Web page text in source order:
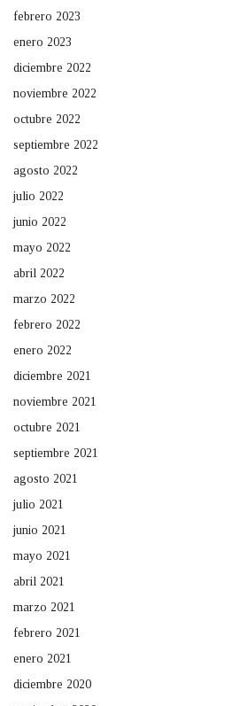
febrero 2023
enero 2023
diciembre 2022
noviembre 2022
octubre 2022
septiembre 2022
agosto 2022
julio 2022
junio 2022
mayo 2022
abril 2022
marzo 2022
febrero 2022
enero 2022
diciembre 2021
noviembre 2021
octubre 2021
septiembre 2021
agosto 2021
julio 2021
junio 2021
mayo 2021
abril 2021
marzo 2021
febrero 2021
enero 2021
diciembre 2020